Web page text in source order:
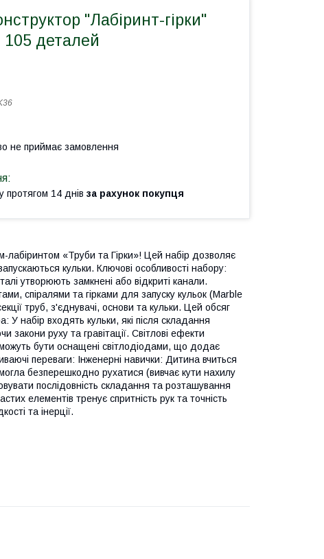
"Лабіринт-гірки"
105 деталей
не приймає замовлення
протягом 14 днів за рахунок покупця
лабіринтом «Труби та Гірки»! Цей набір дозволяє
кульки. Ключові особливості набору:
утворюють замкнені або відкриті канали.
спіралями та гірками для запуску кульок (Marble
труб, з'єднувачі, основи та кульки. Цей обсяг
У набір входять кульки, які після складання
закони руху та гравітації. Світлові ефекти
бути оснащені світлодіодами, що додає
переваги: Інженерні навички: Дитина вчиться
безперешкодно рухатися (вивчає кути нахилу
послідовність складання та розташування
елементів тренує спритність рук та точність
та інерції.